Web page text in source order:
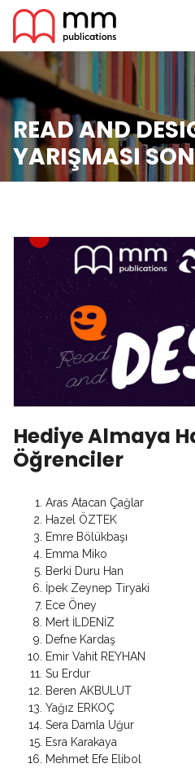
READ AND
YARIŞMASI
Hediye Almaya
Öğrenciler
Aras Atacan Çağlar
Hazel ÖZTEK
Emre Bölükbaşı
Emma Miko
Berki Duru Han
İpek Zeynep Tiryaki
Ece Öney
Mert İLDENİZ
Defne Kardaş
Emir Vahit REYHAN
Su Erdur
Beren AKBULUT
Yağız ERKOÇ
Sera Damla Uğur
Esra Karakaya
Mehmet Efe Elibol